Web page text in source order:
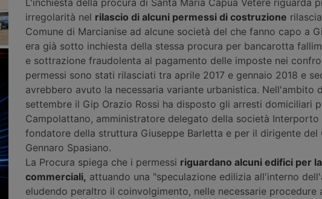
L'inchiesta della procura di Santa Maria Capua Vetere riguarda
irregolarità nel rilascio di alcuni permessi di costruzione
Comune di Marcianise ad alcune società del che fanno capo a
era già sotto inchiesta della stessa procura per bancarotta
e sottrazione fraudolenta al pagamento delle imposte nei
permessi sono stati rilasciati tra aprile 2017 e gennaio 2018 e
avrebbero avuto la necessaria variante urbanistica. Nell'ambito
settembre il Gip Orazio Rossi ha disposto gli arresti domiciliari
Campolattano, amministratore delegato della società Interporto
fondatore della struttura Giuseppe Barletta e per il dirigente del
Gennaro Spasiano.
La Procura spiega che i permessi riguardano alcuni edifici per
commerciali, attuando una "speculazione edilizia all'interno
eludendo peraltro il coinvolgimento, nelle necessarie